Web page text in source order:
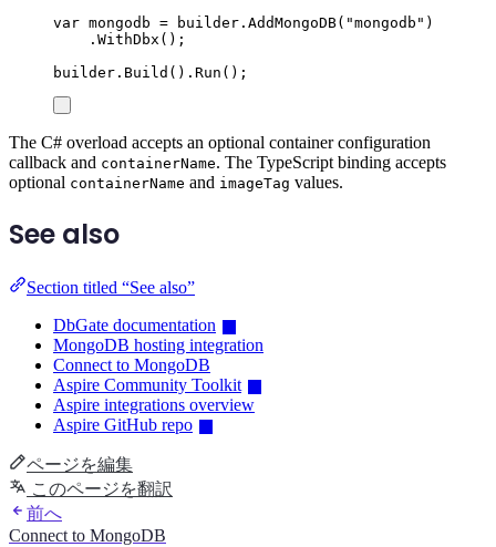
var mongodb = builder . AddMongoDB( "mongodb " )
. WithDbx ();
builder . Build () . Run ();
The C# overload accepts an optional container configuration
callback and containerName. The TypeScript binding accepts
optional containerName and imageTag values.
See also
Section titled “See also”
DbGate documentation
MongoDB hosting integration
Connect to MongoDB
Aspire Community Toolkit
Aspire integrations overview
Aspire GitHub repo
ページを編集
このページを翻訳
前へ
Connect to MongoDB